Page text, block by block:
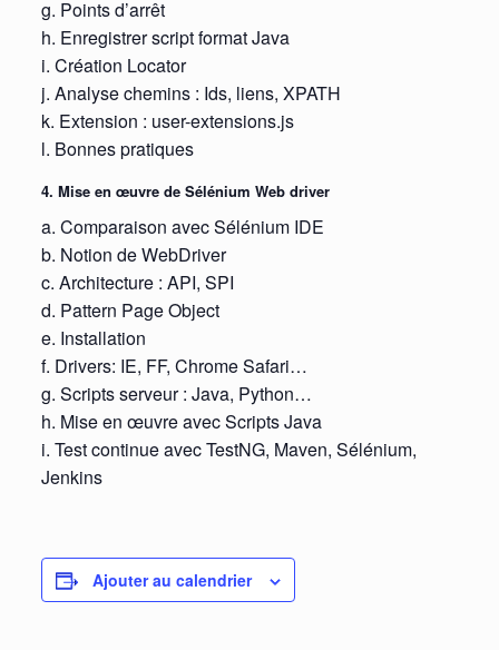
g. Points d’arrêt
h. Enregistrer script format Java
i. Création Locator
j. Analyse chemins : Ids, liens, XPATH
k. Extension : user-extensions.js
l. Bonnes pratiques
4. Mise en œuvre de Sélénium Web driver
a. Comparaison avec Sélénium IDE
b. Notion de WebDriver
c. Architecture : API, SPI
d. Pattern Page Object
e. Installation
f. Drivers: IE, FF, Chrome Safari…
g. Scripts serveur : Java, Python…
h. Mise en œuvre avec Scripts Java
i. Test continue avec TestNG, Maven, Sélénium,
Jenkins
Ajouter au calendrier